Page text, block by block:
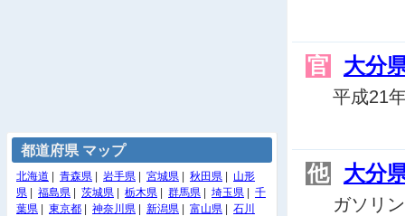
官 大分
平成21
他 大分
ガソリ
都道府県 マップ
北海道 青森県 岩手県 宮城県 秋田県
山形
県
福島県 茨城県 栃木県 群馬県 埼玉県
千
葉県
東京都 神奈川県 新潟県 富山県
石川